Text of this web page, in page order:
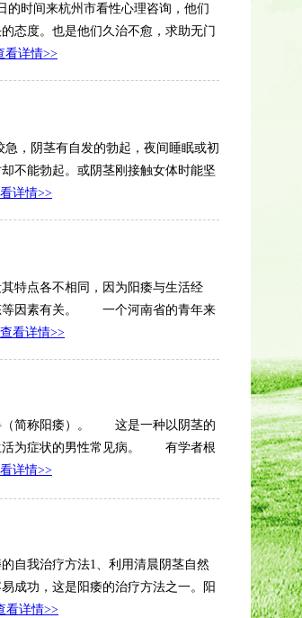
的时间来杭州市看性心理咨询，他们
态度。也是他们久治不愈，求助无门
看详情>>
，阴茎有自发的勃起，夜间睡眠或初
不能勃起。或阴茎刚接触女体时能坚
详情>>
特点各不相同，因为阳痿与生活经
等因素有关。 一个河南省的青年来
查看详情>>
（简称阳痿）。 这是一种以阴茎的
活为症状的男性常见病。 有学者根
详情>>
自我治疗方法1、利用清晨阴茎自然
成功，这是阳痿的治疗方法之一。阳
看详情>>